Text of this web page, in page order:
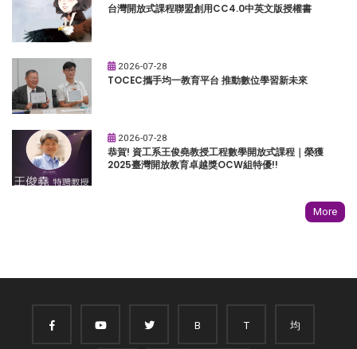
台灣開放式課程聯盟創用CC4.0中英文版授權書
2026-07-28
TOCEC攜手均一教育平台 推動數位學習新未來
2026-07-28
恭賀! 資工系王俊堯教授工程數學開放式課程｜榮獲
2025臺灣開放教育卓越獎OCW組特優!!
More
B T 均